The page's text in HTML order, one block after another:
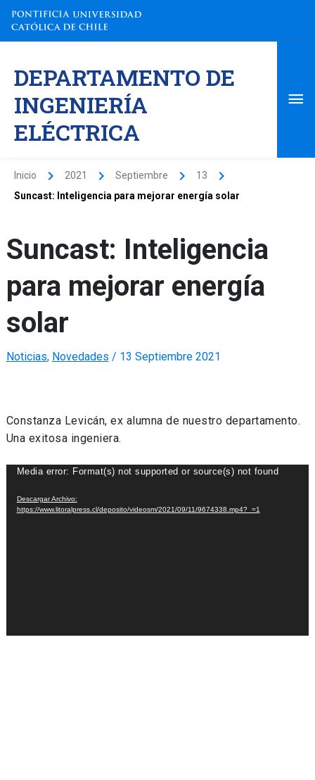
contenido
DEPARTAMENTO DE
INGENIERÍA
ELÉCTRICA
Inicio 2021 Septiembre
13
Suncast: Inteligencia para mejorar energía solar
Suncast: Inteligencia
para mejorar energía
solar
Noticias, Novedades / 13 Septiembre 2021
Constanza Levicán, ex alumna de nuestro departamento.
Una exitosa ingeniera.
Reproductor
Video
Media error: Format(s) not supported or source(s) not found
Descargar Archivo:
https://www.litoralpress.cl/deposito/videosm/2021/09/11/9674338.mp4?_=1